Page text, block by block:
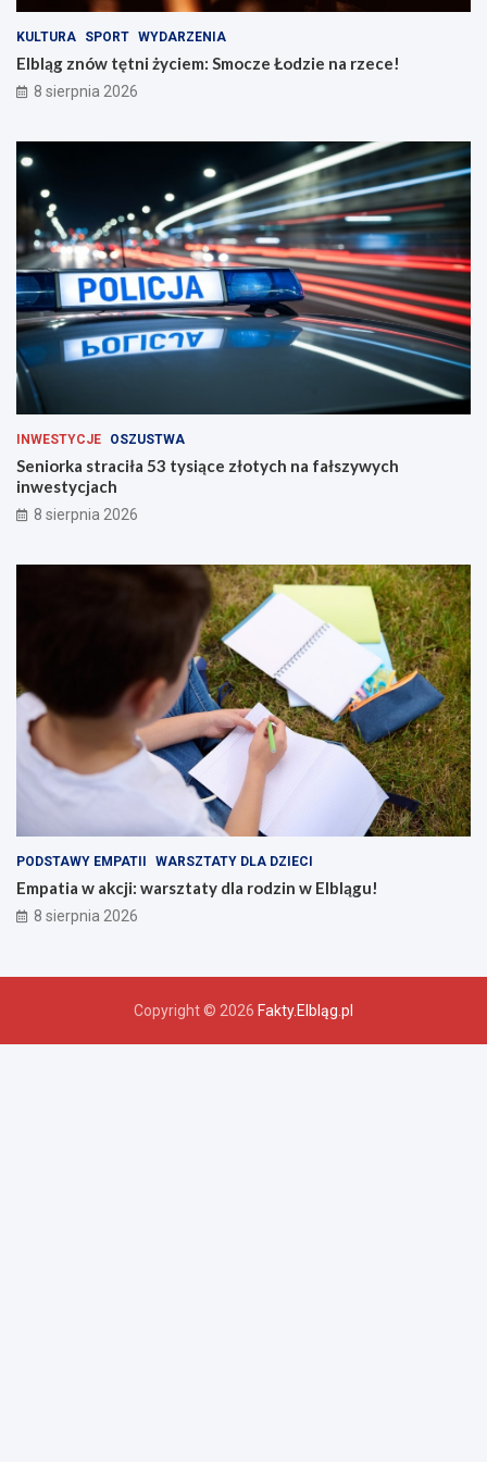
i
n
d
r
a
c
e
!
KULTURA SPORT WYDARZENIA
Elbląg znów tętni życiem: Smocze Łodzie na rzece!
8 sierpnia 2026
INWESTYCJE OSZUSTWA
Seniorka straciła 53 tysiące złotych na fałszywych
inwestycjach
8 sierpnia 2026
PODSTAWY EMPATII WARSZTATY DLA DZIECI
Empatia w akcji: warsztaty dla rodzin w Elblągu!
8 sierpnia 2026
Copyright © 2026 Fakty.Elbląg.pl